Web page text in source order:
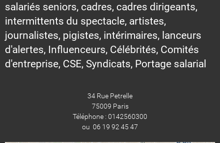
salariés seniors, cadres, cadres dirigeants,
intermittents du spectacle, artistes,
journalistes, pigistes, intérimaires, lanceurs
d'alertes, Influenceurs, Célébrités, Comités
d'entreprise, CSE, Syndicats, Portage salarial
34 Rue Petrelle
75009 Paris
Téléphone : 0142560300
ou 06 19 92 45 47